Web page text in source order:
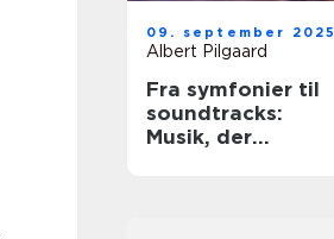
09. september 2025
Albert Pilgaard
Fra symfonier til
soundtracks:
Musik, der